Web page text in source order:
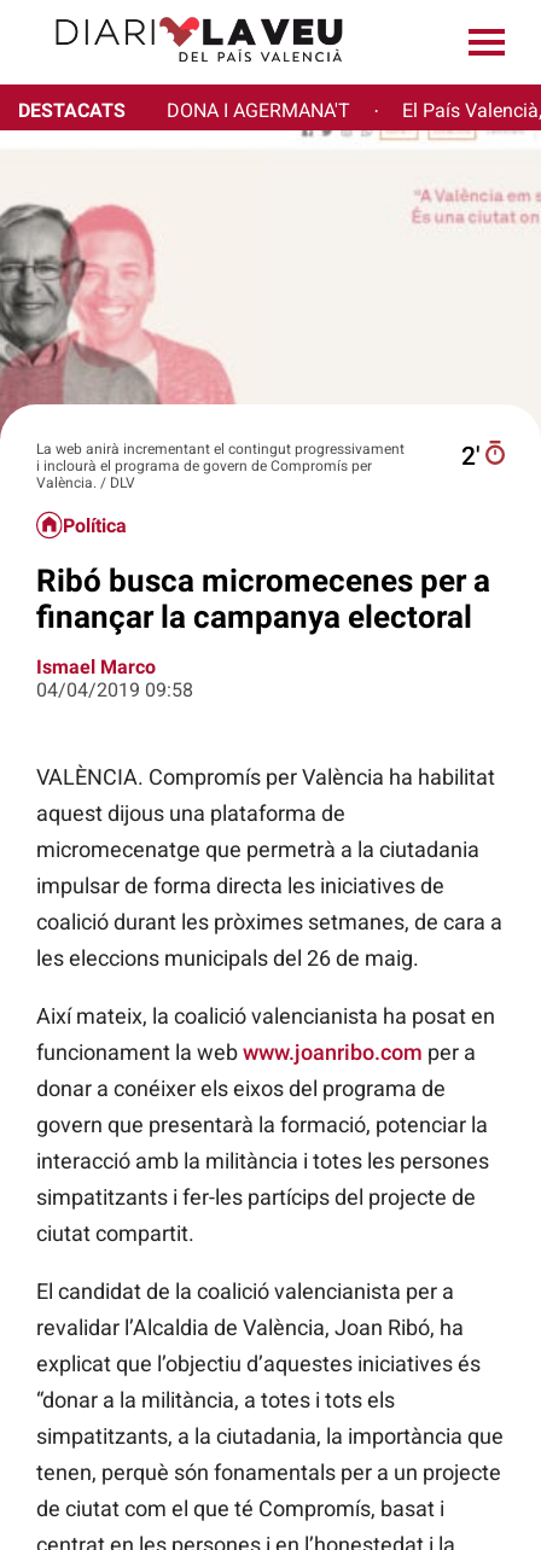
DESTACATS DONA I AGERMANA'T · El País
La web anirà incrementant el contingut progressivament
i inclourà el programa de govern de Compromís per
València. / DLV
2′
Política
Ribó busca micromecenes per a
finançar la campanya electoral
Ismael Marco
04/04/2019 09:58
VALÈNCIA. Compromís per València ha habilitat
aquest dijous una plataforma de
micromecenatge que permetrà a la ciutadania
impulsar de forma directa les iniciatives de
coalició durant les pròximes setmanes, de cara a
les eleccions municipals del 26 de maig.
Així mateix, la coalició valencianista ha posat en
funcionament la webwww.joanribo.com per a
donar a conéixer els eixos del programa de
govern que presentarà la formació, potenciar la
interacció amb la militància i totes les persones
simpatitzants i fer-les partícips del projecte de
ciutat compartit.
El candidat de la coalició valencianista per a
revalidar l’Alcaldia de València, Joan Ribó, ha
explicat que l’objectiu d’aquestes iniciatives és
“donar a la militància, a totes i tots els
simpatitzants, a la ciutadania, la importància que
tenen, perquè són fonamentals per a un projecte
de ciutat com el que té Compromís, basat i
centrat en les persones i en l’honestedat i la